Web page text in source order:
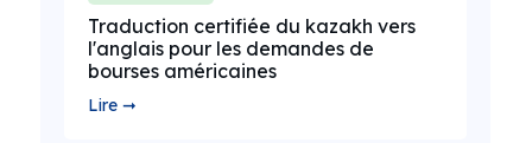
Traduction certifiée du kazakh vers
l'anglais pour les demandes de
bourses américaines
Lire ➞